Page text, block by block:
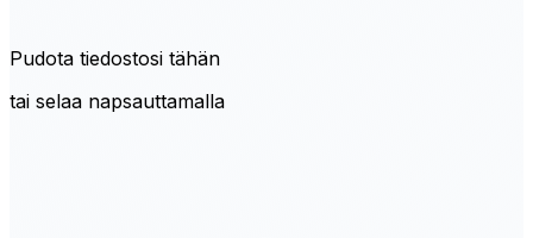
Pudota tiedostosi tähän
tai selaa napsauttamalla